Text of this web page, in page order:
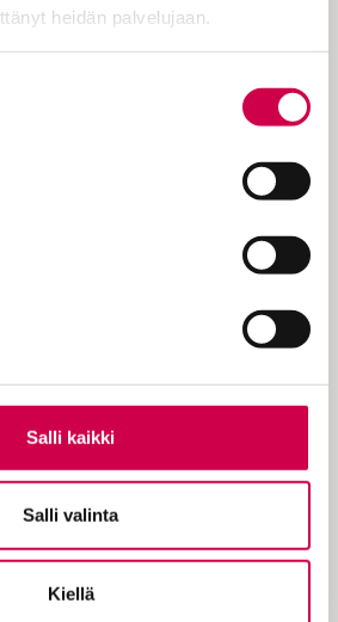
heidän palvelujaan.
Salli kaikki
Salli valinta
Kiellä
digitilaukseen